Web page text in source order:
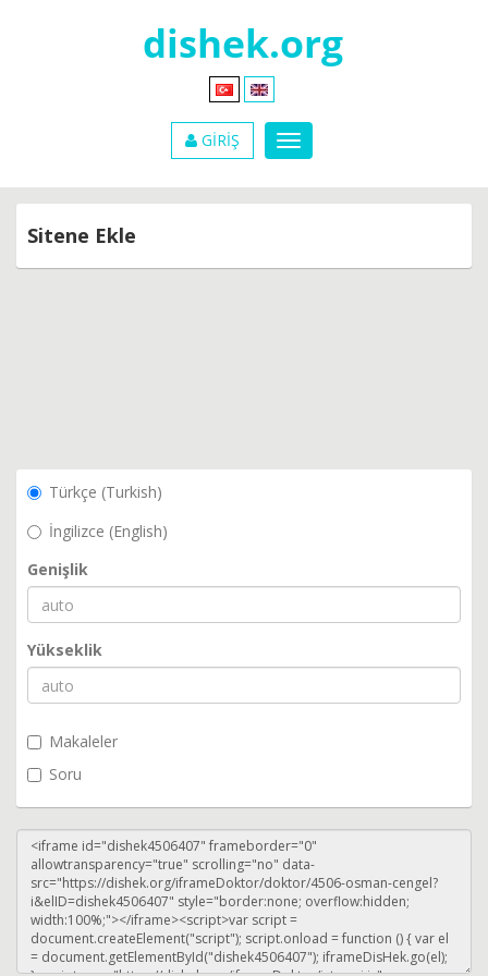
GİRİŞ
Sitene Ekle
Türkçe (Turkish)
İngilizce (English)
Genişlik
Yükseklik
Makaleler
Soru